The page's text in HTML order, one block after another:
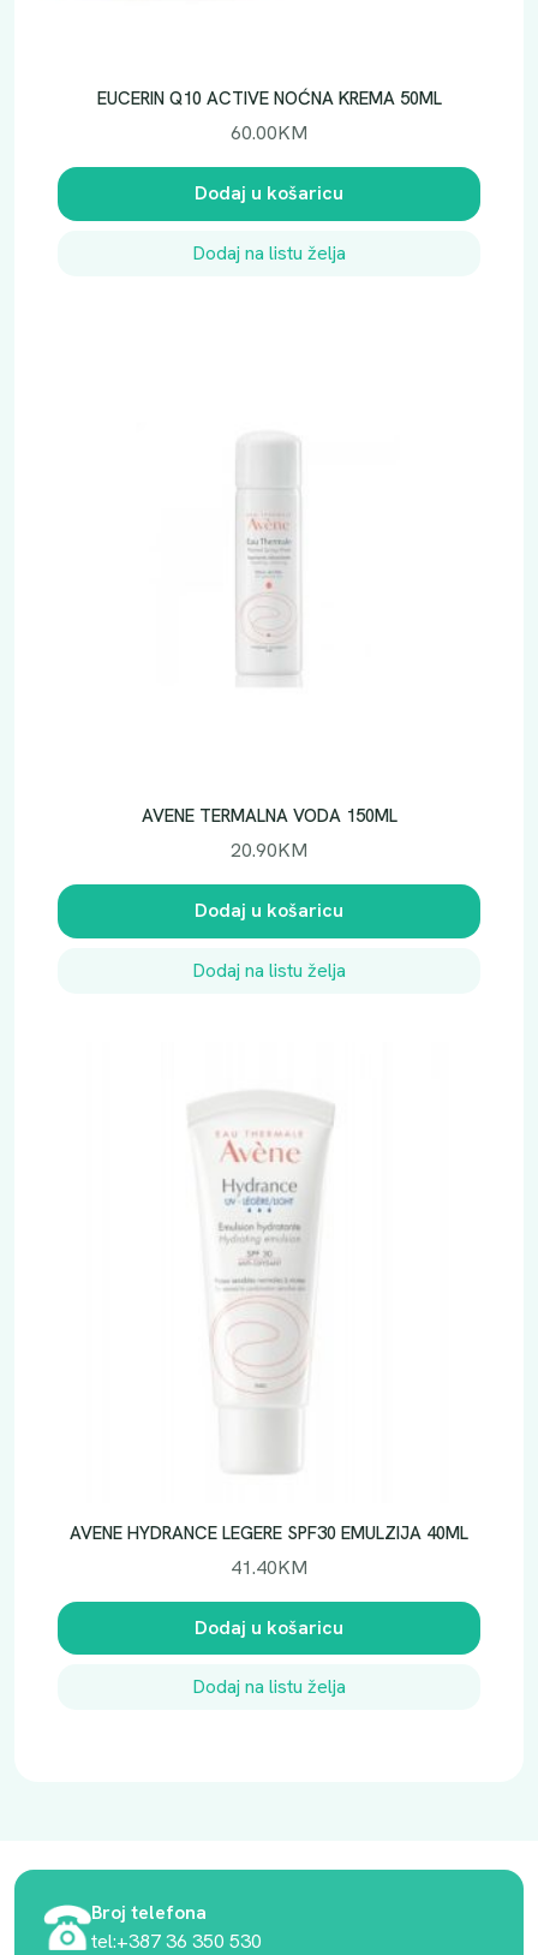
EUCERIN Q10 ACTIVE NOĆNA KREMA 50ML
60.00KM
Dodaj u košaricu
Dodaj na listu želja
AVENE TERMALNA VODA 150ML
20.90KM
Dodaj u košaricu
Dodaj na listu želja
AVENE HYDRANCE LEGERE SPF30 EMULZIJA 40ML
41.40KM
Dodaj u košaricu
Dodaj na listu želja
Broj telefona
tel:+387 36 350 530